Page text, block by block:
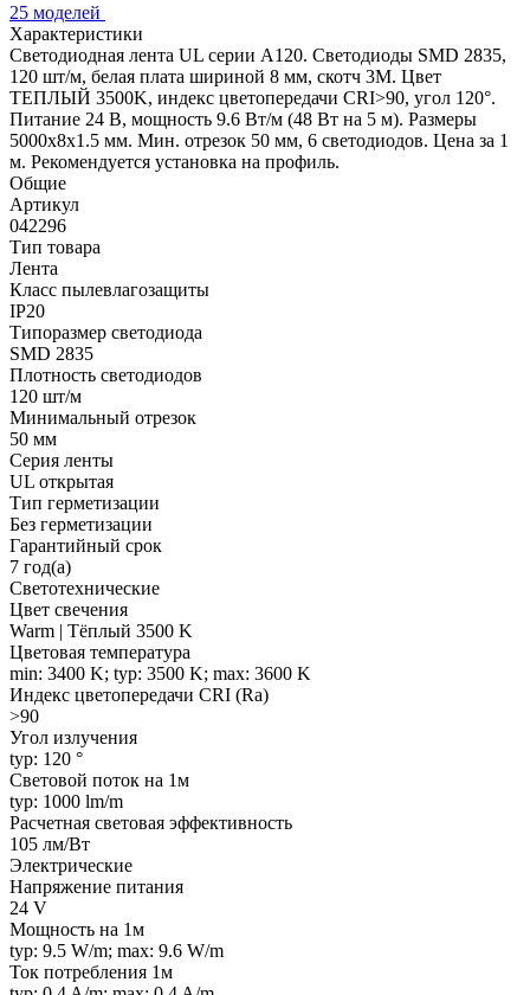
25 моделей
Характеристики
Светодиодная лента UL серии A120. Светодиоды SMD 2835,
120 шт/м, белая плата шириной 8 мм, скотч 3M. Цвет
ТЕПЛЫЙ 3500K, индекс цветопередачи CRI>90, угол 120°.
Питание 24 В, мощность 9.6 Вт/м (48 Вт на 5 м). Размеры
5000x8x1.5 мм. Мин. отрезок 50 мм, 6 светодиодов. Цена за 1
м. Рекомендуется установка на профиль.
Общие
Артикул
042296
Тип товара
Лента
Класс пылевлагозащиты
IP20
Типоразмер светодиода
SMD 2835
Плотность светодиодов
120 шт/м
Минимальный отрезок
50 мм
Серия ленты
UL открытая
Тип герметизации
Без герметизации
Гарантийный срок
7 год(а)
Светотехнические
Цвет свечения
Warm | Тёплый 3500 K
Цветовая температура
min: 3400 K; typ: 3500 K; max: 3600 K
Индекс цветопередачи CRI (Ra)
>90
Угол излучения
typ: 120 °
Световой поток на 1м
typ: 1000 lm/m
Расчетная световая эффективность
105 лм/Вт
Электрические
Напряжение питания
24 V
Мощность на 1м
typ: 9.5 W/m; max: 9.6 W/m
Ток потребления 1м